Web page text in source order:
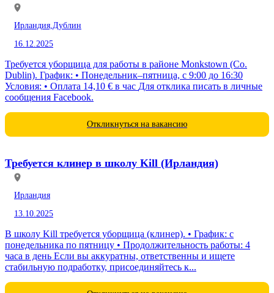
Ирландия, Дублин
16.12.2025
Требуется уборщица для работы в районе Monkstown (Co.
Dublin). График: • Понедельник–пятница, с 9:00 до 16:30
Условия: • Оплата 14,10 € в час Для отклика писать в личные
сообщения Facebook.
Откликнуться на вакансию
Требуется клинер в школу Kill (Ирландия)
Ирландия
13.10.2025
В школу Kill требуется уборщица (клинер). • График: с
понедельника по пятницу • Продолжительность работы: 4
часа в день Если вы аккуратны, ответственны и ищете
стабильную подработку, присоединяйтесь к...